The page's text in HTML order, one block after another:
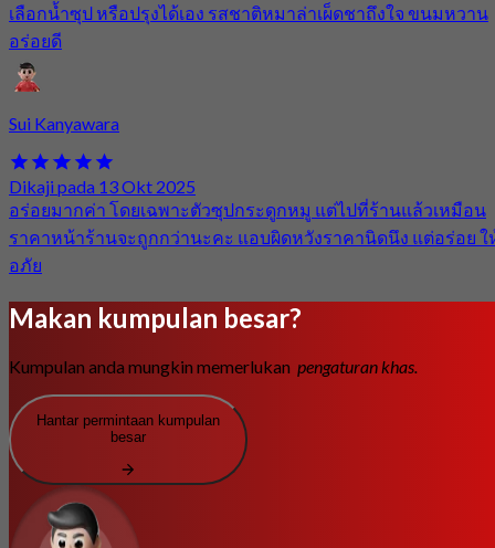
เลือกน้ำซุป หรือปรุงได้เอง รสชาติหมาล่าเผ็ดชาถึงใจ ขนมหวาน
อร่อยดี
Sui Kanyawara
Dikaji pada 13 Okt 2025
อร่อยมากค่า โดยเฉพาะตัวซุปกระดูกหมู แต่ไปที่ร้านแล้วเหมือน
ราคาหน้าร้านจะถูกกว่านะคะ แอบผิดหวังราคานิดนึง แต่อร่อย ใ
อภัย
Makan kumpulan besar?
Kumpulan anda mungkin memerlukan pengaturan khas.
Hantar permintaan kumpulan
besar